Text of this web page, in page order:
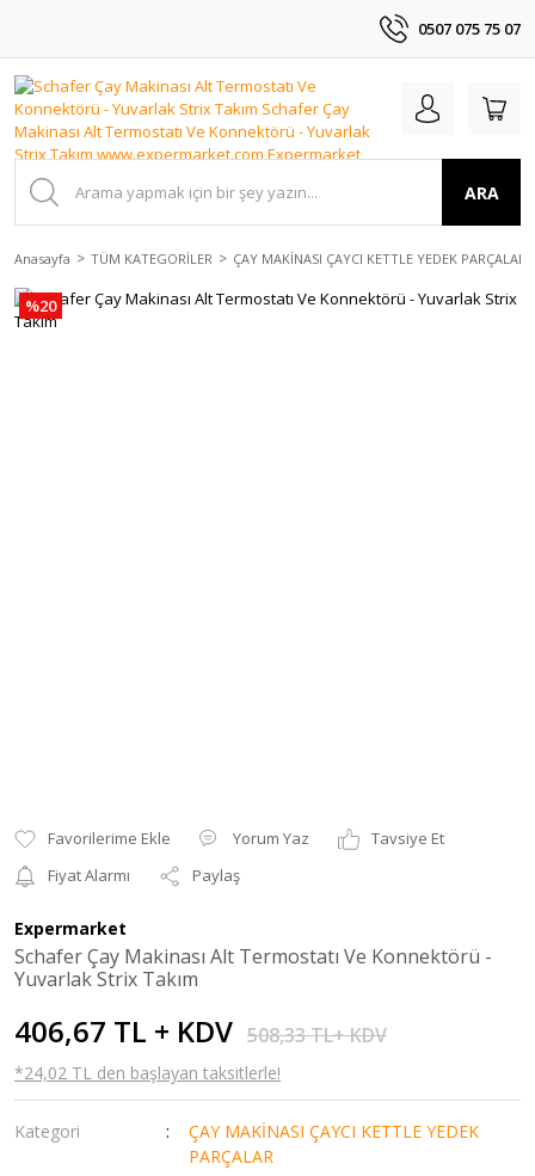
0507 075 75 07
ARA
Anasayfa TÜM KATEGORİLER ÇAY MAKİNASI ÇAYCI KETTLE YEDEK PARÇALAR
%20
Yorum Yaz
Tavsiye Et
Fiyat Alarmı
Paylaş
Expermarket
Schafer Çay Makinası Alt Termostatı Ve Konnektörü -
Yuvarlak Strix Takım
406,67 TL + KDV 508,33 TL+ KDV
*24,02 TL den başlayan taksitlerle!
Kategori
ÇAY MAKİNASI ÇAYCI KETTLE YEDEK
PARÇALAR